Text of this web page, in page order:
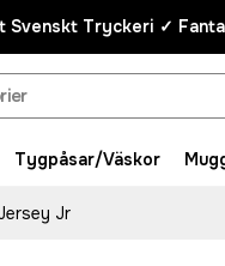
Svenskt Tryckeri ✓
Tygpåsar/Väskor
Jr